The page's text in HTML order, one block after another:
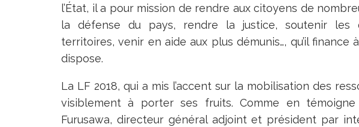
l’État, il a pour mission de rendre aux citoyens de
la défense du pays, rendre la justice, soutenir les
territoires, venir en aide aux plus démunis…, qu’il
dispose.
La LF 2018, qui a mis l’accent sur la mobilisation des
visiblement à porter ses fruits. Comme en
Furusawa, directeur général adjoint et président par